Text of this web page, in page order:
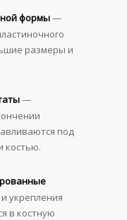
формы—
размеры и
—
под
костью.
укрепления
в костную